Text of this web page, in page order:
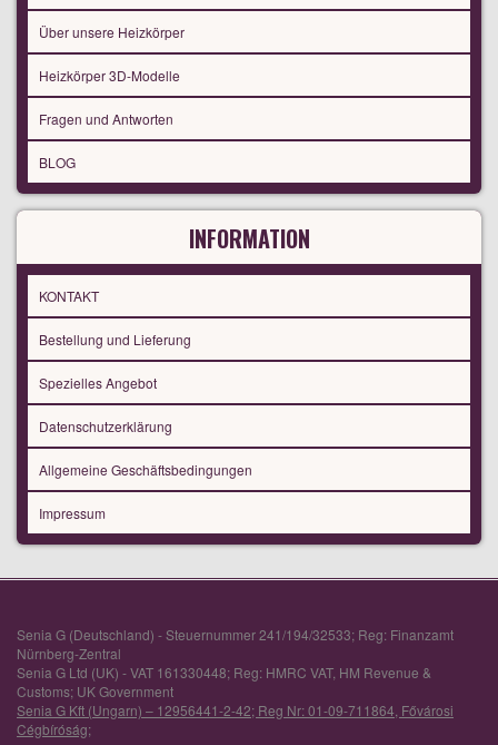
Über unsere Heizkörper
Heizkörper 3D-Modelle
Fragen und Antworten
BLOG
INFORMATION
KONTAKT
Bestellung und Lieferung
Spezielles Angebot
Datenschutzerklärung
Allgemeine Geschäftsbedingungen
Impressum
Senia G (Deutschland) - Steuernummer 241/194/32533; Reg: Finanzamt
Nürnberg-Zentral
Senia G Ltd (UK) - VAT 161330448; Reg: HMRC VAT, HM Revenue &
Customs; UK Government
Senia G Kft (Ungarn) – 12956441-2-42; Reg Nr: 01-09-711864, Fővárosi
Cégbíróság;